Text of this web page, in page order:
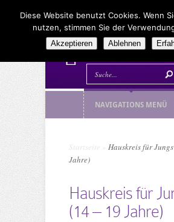
NAVIGATIONS MENÜ
Startseite
Hauskreis für
Jahre)
Hauskreis für
(14 – 19 Jahre)
Diese Website benutzt Cookies. Wenn
nutzen, stimmen Sie der
Akzeptieren Ablehnen